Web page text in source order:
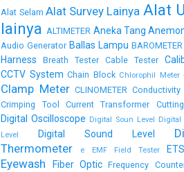
Alat Selam Alat Survey Lainya Alat
lainya ALTIMETER Aneka Tang
Audio Generator Ballas Lampu BAROMETER
Harness
Breath Tester Cable Tester
CCTV System Chain Block Chlorophil Meter
Clamp Meter CLINOMETER Conductivity
Crimping Tool
Current Transformer
Digital Oscilloscope Digital Soun Level
Digital
Level
Digital Sound Level
Thermometer
e EMF Field Tester
Eyewash Fiber Optic Frequency